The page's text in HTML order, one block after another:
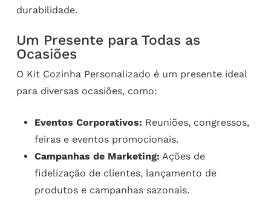
durabilidade.
Um Presente para Todas as
Ocasiões
O Kit Cozinha Personalizado é um presente ideal
para diversas ocasiões, como:
Eventos Corporativos: Reuniões, congressos,
feiras e eventos promocionais.
Campanhas de Marketing: Ações de
fidelização de clientes, lançamento de
produtos e campanhas sazonais.